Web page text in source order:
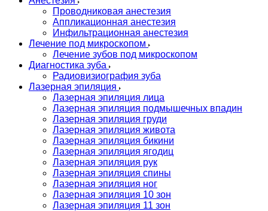
Проводниковая анестезия
Аппликационная анестезия
Инфильтрационная анестезия
Лечение под микроскопом
Лечение зубов под микроскопом
Диагностика зуба
Радиовизиография зуба
Лазерная эпиляция
Лазерная эпиляция лица
Лазерная эпиляция подмышечных впадин
Лазерная эпиляция груди
Лазерная эпиляция живота
Лазерная эпиляция бикини
Лазерная эпиляция ягодиц
Лазерная эпиляция рук
Лазерная эпиляция спины
Лазерная эпиляция ног
Лазерная эпиляция 10 зон
Лазерная эпиляция 11 зон